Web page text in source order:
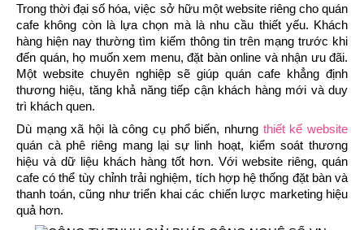
Trong thời đại số hóa, việc sở hữu một website riêng cho quán
cafe không còn là lựa chọn mà là nhu cầu thiết yếu. Khách
hàng hiện nay thường tìm kiếm thông tin trên mạng trước khi
đến quán, họ muốn xem menu, đặt bàn online và nhận ưu đãi.
Một website chuyên nghiệp sẽ giúp quán cafe khẳng định
thương hiệu, tăng khả năng tiếp cận khách hàng mới và duy
trì khách quen.
Dù mạng xã hội là công cụ phổ biến, nhưng thiết kế website
quán cà phê riêng mang lại sự linh hoạt, kiểm soát thương
hiệu và dữ liệu khách hàng tốt hơn. Với website riêng, quán
cafe có thể tùy chỉnh trải nghiệm, tích hợp hệ thống đặt bàn và
thanh toán, cũng như triển khai các chiến lược marketing hiệu
quả hơn.